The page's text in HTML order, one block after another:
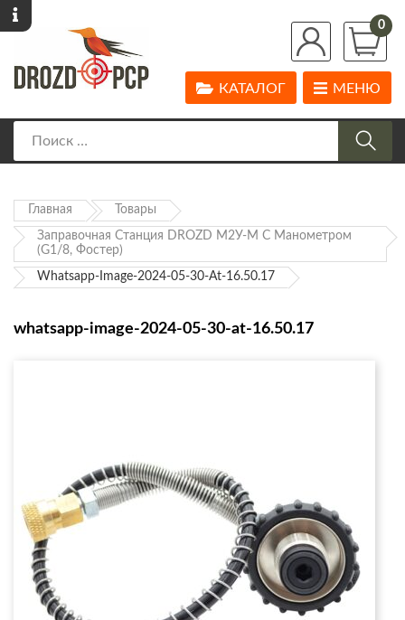
0
МЕНЮ
КАТАЛОГ
Главная Товары
Заправочная Станция DROZD М2У-М С Манометром
(G1/8, Фостер)
Whatsapp-Image-2024-05-30-At-16.50.17
whatsapp-image-2024-05-30-at-16.50.17